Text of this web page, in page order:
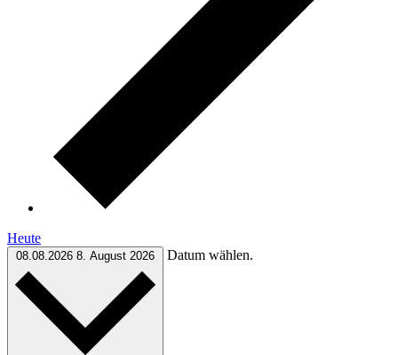
Heute
08.08.2026 8. August 2026 Datum wählen.